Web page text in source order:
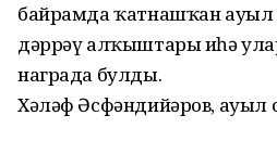
байрамда ҡатнашҡан
дәррәү алҡыштары иһә
награда булды.
Хәләф Әсфәндийәров, ауыл